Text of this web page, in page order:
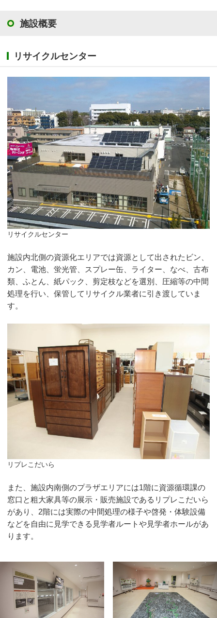
施設概要
リサイクルセンター
リサイクルセンター
施設内北側の資源化エリアでは資源として出されたビン、
カン、電池、蛍光管、スプレー缶、ライター、なべ、古布
類、ふとん、紙パック、剪定枝などを選別、圧縮等の中間
処理を行い、保管してリサイクル業者に引き渡していま
す。
リプレこだいら
また、施設内南側のプラザエリアには1階に資源循環課の
窓口と粗大家具等の展示・販売施設であるリプレこだいら
があり、2階には実際の中間処理の様子や啓発・体験設備
などを自由に見学できる見学者ルートや見学者ホールがあ
ります。